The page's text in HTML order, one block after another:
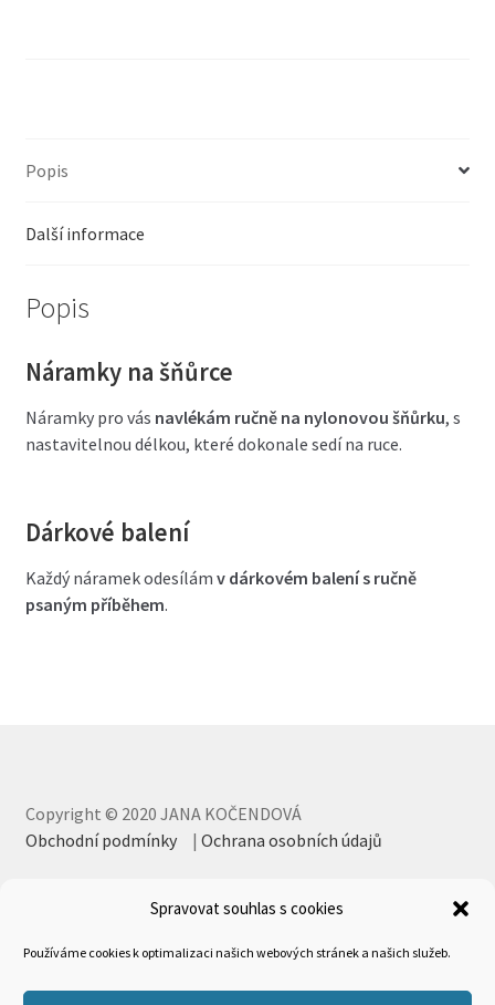
Spravovat souhlas s cookies
Používáme cookies k optimalizaci našich webových stránek a našich služeb.
Popis
Další informace
Popis
Náramky na šňůrce
Náramky pro vás navlékám ručně na nylonovou šňůrku, s
nastavitelnou délkou, které dokonale sedí na ruce.
Dárkové balení
Každý náramek odesílám v dárkovém balení s ručně
psaným příběhem.
Copyright © 2020 JANA KOČENDOVÁ
Obchodní podmínky
| Ochrana osobních údajů